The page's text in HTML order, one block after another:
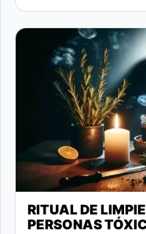
RITUAL DE
PERSONAS